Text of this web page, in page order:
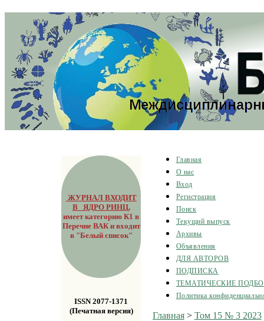
ЖУРНАЛ ВХОДИТ
В ЯДРО РИНЦ,
имеет категорию К1 в
Перечне ВАК и входит
в "Белый список"
ISSN 2077-1371
(Печатная версия)
Главная
О нас
Вход
Регистрация
Поиск
Текущий выпуск
Архивы
Объявления
ДЛЯ АВТОРОВ
ПОДПИСКА
ТЕМАТИЧЕСКИЕ
Политика
Главная> Том 15 № 3 2023